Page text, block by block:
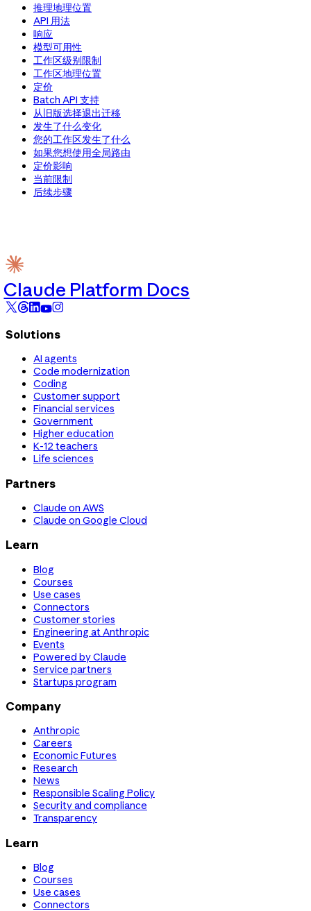
推理地理位置
API 用法
响应
模型可用性
工作区级别限制
工作区地理位置
定价
Batch API 支持
从旧版选择退出迁移
发生了什么变化
您的工作区发生了什么
如果您想使用全局路由
定价影响
当前限制
后续步骤
Claude Platform Docs
Solutions
AI agents
Code modernization
Coding
Customer support
Financial services
Government
Higher education
K-12 teachers
Life sciences
Partners
Claude on AWS
Claude on Google Cloud
Learn
Blog
Courses
Use cases
Connectors
Customer stories
Engineering at Anthropic
Events
Powered by Claude
Service partners
Startups program
Company
Anthropic
Careers
Economic Futures
Research
News
Responsible Scaling Policy
Security and compliance
Transparency
Learn
Blog
Courses
Use cases
Connectors